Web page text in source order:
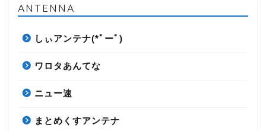
ANTENNA
しぃアンテナ(*ﾟーﾟ)
ワロタあんてな
ニュー速
まとめくすアンテナ